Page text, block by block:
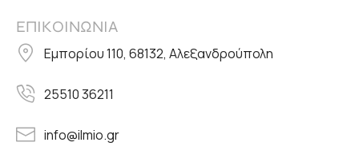
ΕΠΙΚΟΙΝΩΝΙΑ
Εμπορίου 110, 68132, Αλεξανδρούπολη
25510 36211
info@ilmio.gr